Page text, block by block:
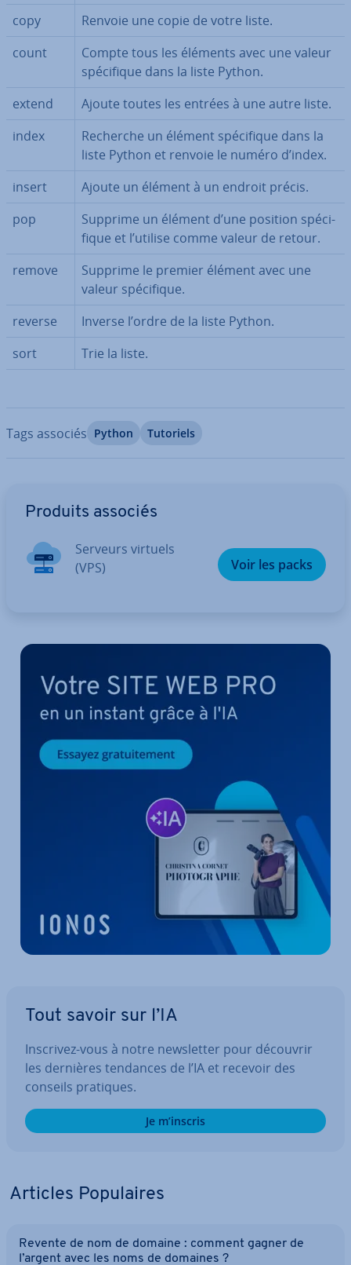
copy
Renvoie une copie de votre liste.
count
Compte tous les éléments avec une valeur
spé­ci­fique dans la liste Python.
extend
Ajoute toutes les entrées à une autre liste.
index
Recherche un élément spé­ci­fique dans la
liste Python et renvoie le numéro d’index.
insert
Ajoute un élément à un endroit précis.
pop
Supprime un élément d’une position spé­ci­
fique et l’utilise comme valeur de retour.
remove
Supprime le premier élément avec une
valeur spé­ci­fique.
reverse
Inverse l’ordre de la liste Python.
sort
Trie la liste.
Tags associés Python Tutoriels
Produits associés
Serveurs virtuels
(VPS)
Voir les packs
Tout savoir sur l’IA
Inscrivez-vous à notre news­let­ter pour découvrir
les dernières tendances de l’IA et recevoir des
conseils pratiques.
Je m’inscris
Articles Po­pu­laires
Revente de nom de domaine : comment gagner de
l’argent avec les noms de domaines ?